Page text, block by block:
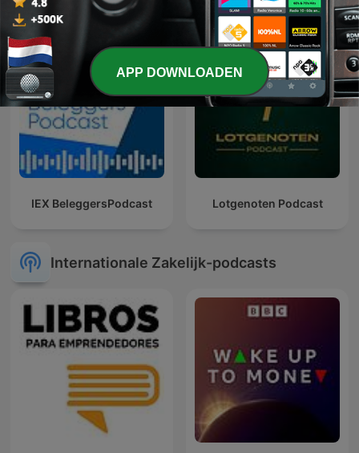
IEX BeleggersPodcast Lotgenoten Podcast
Internationale Zakelijk-podcasts
APP DOWNLOADEN